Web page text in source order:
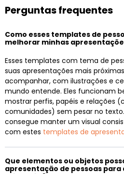
Perguntas frequentes
Como esses templates de
melhorar minhas
Esses templates com tema de
suas apresentações mais
acompanhar, com ilustrações e
mundo entende. Eles funcionam
mostrar perfis, papéis e relações
comunidades) sem pesar no
consegue manter um visual
com estes templates de
Que elementos ou objetos
apresentação de pessoas para